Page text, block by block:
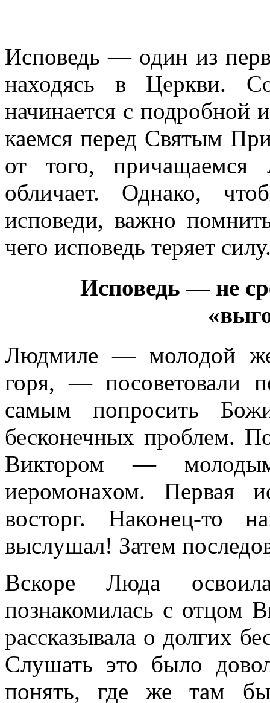
Исповедь — один из
находясь в Церкви.
начинается с подробной
каемся перед Святым
от того, причащаемся
обличает. Однако,
исповеди, важно
чего исповедь теряет
Исповедь — не
Людмиле — молодой
горя, — посоветовали
самым попросить
бесконечных проблем.
Виктором —
иеромонахом. Первая
восторг. Наконец-то
выслушал! Затем
Вскоре Люда
познакомилась с отцом
рассказывала о долгих
Слушать это было
понять, где же там